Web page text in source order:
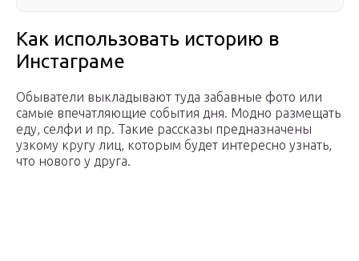
Как использовать историю в
Инстаграме
Обыватели выкладывают туда забавные фото или
самые впечатляющие события дня. Модно размещать
еду, селфи и пр. Такие рассказы предназначены
узкому кругу лиц, которым будет интересно узнать,
что нового у друга.